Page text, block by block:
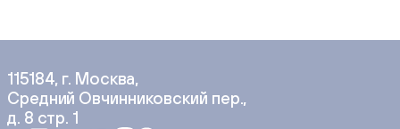
115184, г. Москва,
Средний Овчинниковский пер.,
д. 8 стр. 1